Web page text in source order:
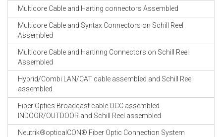
Multicore Cable and Harting connectors Assembled
Multicore Cable and Syntax Connectors on Schill Reel
Assembled
Multicore Cable and Hartinng Connectors on Schill Reel
Assembled
Hybrid/Combi LAN/CAT cable assembled and Schill Reel
assembled
Fiber Optics Broadcast cable OCC assembled
INDOOR/OUTDOOR and Schill Reel assembled
Neutrik®opticalCON® Fiber Optic Connection System